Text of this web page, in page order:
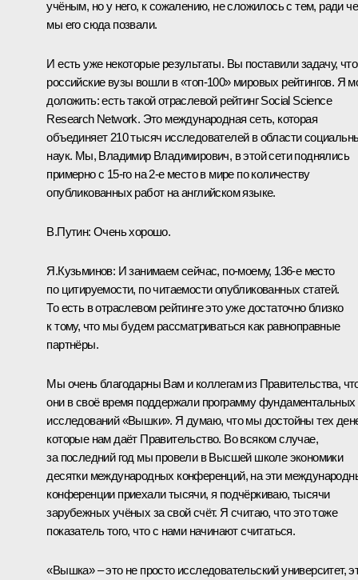
учёным, но у него, к сожалению, не сложилось с тем, ради
мы его сюда позвали.
И есть уже некоторые результаты. Вы поставили задачу,
российские вузы вошли в «топ-100» мировых рейтингов. Я
доложить: есть такой отраслевой рейтинг Social Science
Research Network. Это международная сеть, которая
объединяет 210 тысяч исследователей в области
наук. Мы, Владимир Владимирович, в этой сети поднялись
примерно с 15-го на 2-е место в мире по количеству
опубликованных работ на английском языке.
В.Путин: Очень хорошо.
Я.Кузьминов: И занимаем сейчас, по‑моему, 136-е место
по цитируемости, по читаемости опубликованных статей.
То есть в отраслевом рейтинге это уже достаточно близко
к тому, что мы будем рассматриваться как равноправные
партнёры.
Мы очень благодарны Вам и коллегам из Правительства,
они в своё время поддержали программу фундаментальных
исследований «Вышки». Я думаю, что мы достойны тех
которые нам даёт Правительство. Во всяком случае,
за последний год мы провели в Высшей школе экономики
десятки международных конференций, на эти
конференции приехали тысячи, я подчёркиваю, тысячи
зарубежных учёных за свой счёт. Я считаю, что это тоже
показатель того, что с нами начинают считаться.
«Вышка» – это не просто исследовательский университет,